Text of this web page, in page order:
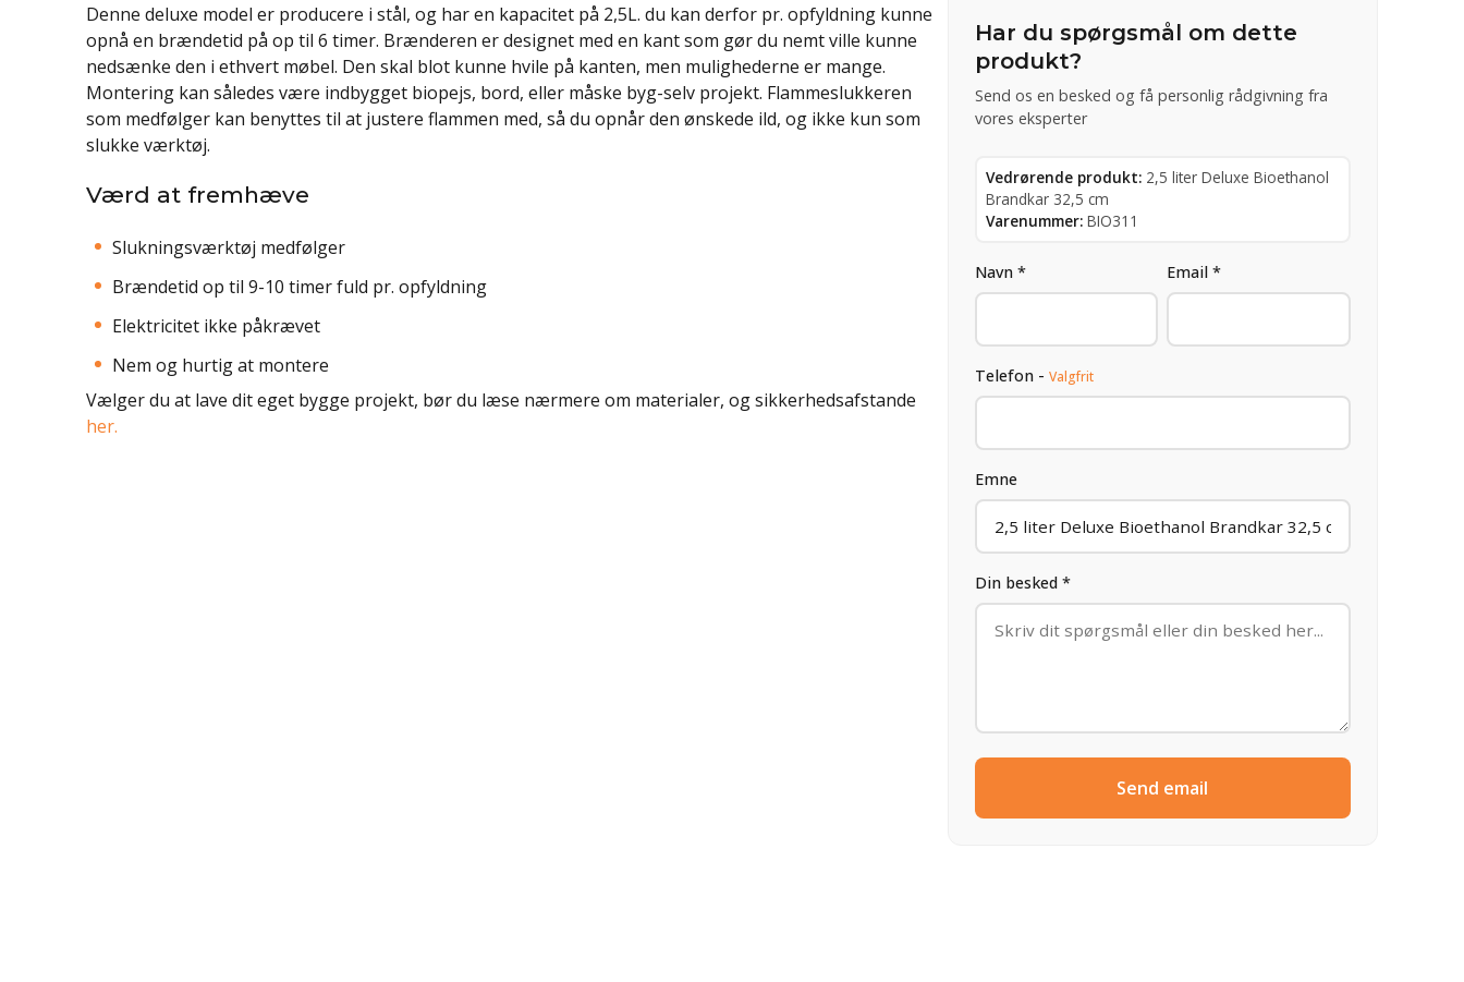
Denne deluxe model er producere i stål, og har en kapacitet på 2,5L. du kan derfor pr. opfyldning kunne
opnå en brændetid på op til 6 timer. Brænderen er designet med en kant som gør du nemt ville kunne
nedsænke den i ethvert møbel. Den skal blot kunne hvile på kanten, men mulighederne er mange.
Montering kan således være indbygget biopejs, bord, eller måske byg-selv projekt. Flammeslukkeren
som medfølger kan benyttes til at justere flammen med, så du opnår den ønskede ild, og ikke kun som
slukke værktøj.
Værd at fremhæve
Slukningsværktøj medfølger
Brændetid op til 9-10 timer fuld pr. opfyldning
Elektricitet ikke påkrævet
Nem og hurtig at montere
Vælger du at lave dit eget bygge projekt, bør du læse nærmere om materialer, og sikkerhedsafstande
her.
Har du spørgsmål om dette
produkt?
Send os en besked og få personlig rådgivning fra
vores eksperter
Vedrørende produkt: 2,5 liter Deluxe Bioethanol
Brandkar 32,5 cm
Varenummer: BIO311
Navn * Email *
Telefon - Valgfrit
Emne
Din besked *
Send email